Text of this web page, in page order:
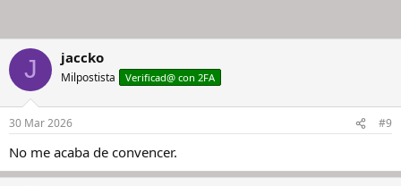
J jaccko
Milpostista Verificad@ con 2FA
30 Mar 2026 #9
No me acaba de convencer.